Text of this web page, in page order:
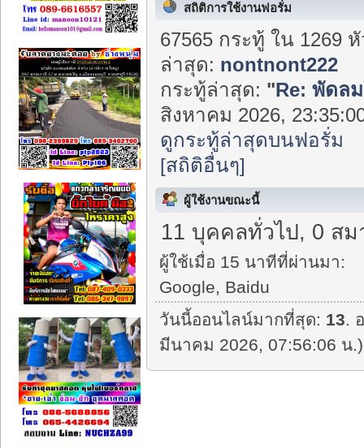
สถิติการใช้งานฟอรั่ม
67565 กระทู้ ใน 1269
ล่าสุด: nontnont222
กระทู้ล่าสุด: "Re: พัดล
สิงหาคม 2026,
ดูกระทู้ล่าสุดบนฟอรั่ม
[สถิติอื่นๆ]
ผู้ใช้งานขณะนี้
11 บุคคลทั่วไป, 0 สม
ผู้ใช้เมื่อ 15 นาทีที่ผ่านมา:
Google, Baidu
วันนี้ออนไลน์มากที่สุด: 13.
มีนาคม 2026, 07:56:06 น.)